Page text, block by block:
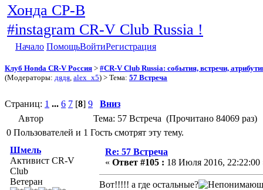
Хонда СР-В
#instagram CR-V Club Russia !
Начало ПомощьВойтиРегистрация
Клуб Honda CR-V Россия > #CR-V Club Russia: события, встречи,
(Модераторы: дядя alex_x5) > Тема: 57 Встреча
Страниц: 1 ... 6 7 [8] 9
Вниз
Автор
Тема: 57 Встреча (Прочитано 84069 раз)
0 Пользователей и 1 Гость смотрят эту тему.
Шмель
Активист CR-V
Club
Ветеран
Re: 57 Встреча
« Ответ #105 : 18 Июля 2016, 22:22:00
Вот!!!!! а где остальные?